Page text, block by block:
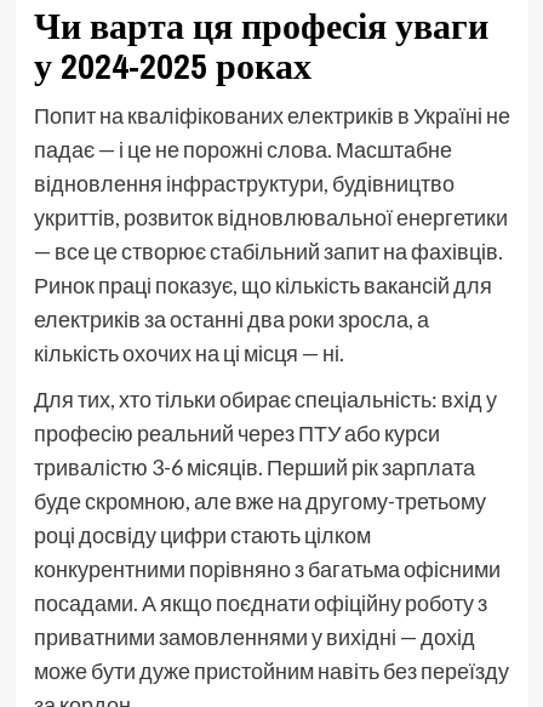
Чи варта ця професія уваги
у 2024-2025 роках
Попит на кваліфікованих електриків в Україні не
падає — і це не порожні слова. Масштабне
відновлення інфраструктури, будівництво
укриттів, розвиток відновлювальної енергетики
— все це створює стабільний запит на фахівців.
Ринок праці показує, що кількість вакансій для
електриків за останні два роки зросла, а
кількість охочих на ці місця — ні.
Для тих, хто тільки обирає спеціальність: вхід у
професію реальний через ПТУ або курси
тривалістю 3-6 місяців. Перший рік зарплата
буде скромною, але вже на другому-третьому
році досвіду цифри стають цілком
конкурентними порівняно з багатьма офісними
посадами. А якщо поєднати офіційну роботу з
приватними замовленнями у вихідні — дохід
може бути дуже пристойним навіть без переїзду